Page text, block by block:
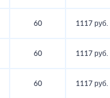
60 1117 руб.
60 1117 руб.
60 1117 руб.